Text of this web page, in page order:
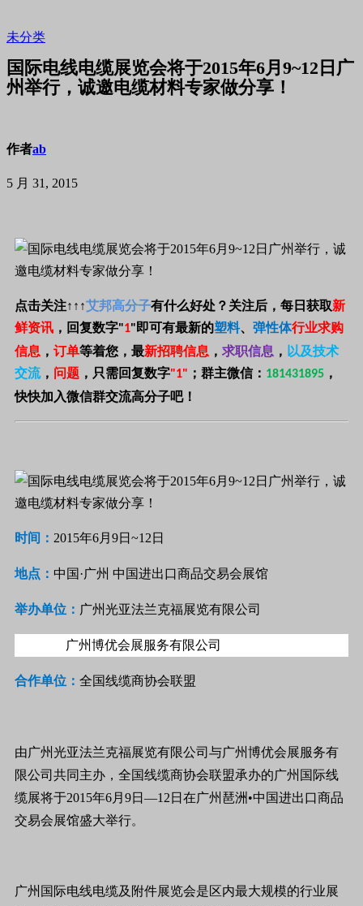
未分类
国际电线电缆展览会将于2015年6月9~12日广
州举行，诚邀电缆材料专家做分享！
作者ab
5 月 31, 2015
点击关注↑↑↑艾邦高分子有什么好处？关注后，每日获取新
鲜资讯 ，回复数字"1" 即可有最新的塑料、 弹性体行业求购
信息 ， 订单等着您，最新招聘信息 ， 求职信息 ， 以及技术
交流， 问题 ，只需回复数字"1" ； 群主微信： 181431895 ，
快快加入微信群交流高分子吧！
时间： 2015年6月 9日 ~12 日
地点： 中国·广州 中国进出口商品交易会展馆
举办单位： 广州光亚法兰克福展览有限公司
广州博优会展服务有限公司
合作单位： 全国线缆商协会联盟
由广州光亚法兰克福展览有限公司与广州博优会展服务有
限公司共同主办，全国线缆商协会联盟承办的广州国际线
缆展将于2015年6月 9日 —12 日在广州琶洲 •中国进出口商品
交易会展馆盛大举行。
广州国际电线电缆及附件展览会是区内最大规模的行业展